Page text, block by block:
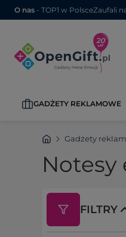
O nas - TOP1 w PolsceZaufali
GADŻETY REKLAMOWE
Gadżety
Notesy
FILTRY